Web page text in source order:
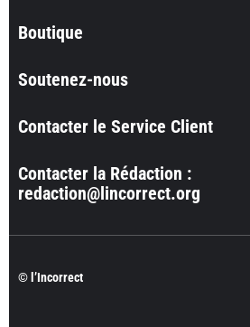
Boutique
Soutenez-nous
Contacter le Service Client
Contacter la Rédaction :
redaction@lincorrect.org
© l’Incorrect